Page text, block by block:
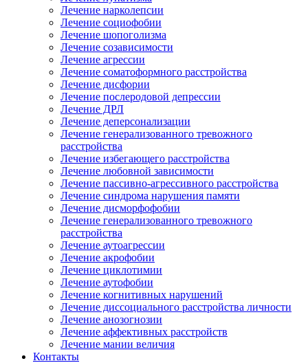
Лечение нарколепсии
Лечение социофобии
Лечение шопоголизма
Лечение созависимости
Лечение агрессии
Лечение соматоформного расстройства
Лечение дисфории
Лечение послеродовой депрессии
Лечение ДРЛ
Лечение деперсонализации
Лечение генерализованного тревожного
расстройства
Лечение избегающего расстройства
Лечение любовной зависимости
Лечение пассивно-агрессивного расстройства
Лечение синдрома нарушения памяти
Лечение дисморфофобии
Лечение генерализованного тревожного
расстройства
Лечение аутоагрессии
Лечение акрофобии
Лечение циклотимии
Лечение аутофобии
Лечение когнитивных нарушений
Лечение диссоциального расстройства личности
Лечение анозогнозии
Лечение аффективных расстройств
Лечение мании величия
Контакты